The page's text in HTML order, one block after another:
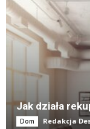
Jak działa
Dom Redakcja